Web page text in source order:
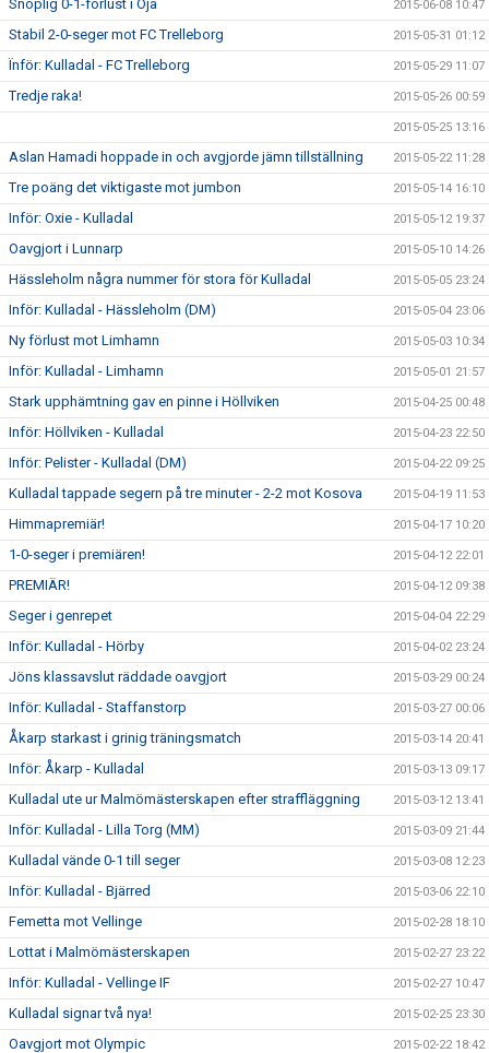
Snöplig 0-1-förlust i Öja 2015-06-08 10:47
Stabil 2-0-seger mot FC Trelleborg 2015-05-31 01:12
Ïnför: Kulladal - FC Trelleborg 2015-05-29 11:07
Tredje raka! 2015-05-26 00:59
2015-05-25 13:16
Aslan Hamadi hoppade in och avgjorde jämn tillställning 2015-05-22 11:28
Tre poäng det viktigaste mot jumbon 2015-05-14 16:10
Inför: Oxie - Kulladal 2015-05-12 19:37
Oavgjort i Lunnarp 2015-05-10 14:26
Hässleholm några nummer för stora för Kulladal 2015-05-05 23:24
Inför: Kulladal - Hässleholm (DM) 2015-05-04 23:06
Ny förlust mot Limhamn 2015-05-03 10:34
Inför: Kulladal - Limhamn 2015-05-01 21:57
Stark upphämtning gav en pinne i Höllviken 2015-04-25 00:48
Inför: Höllviken - Kulladal 2015-04-23 22:50
Inför: Pelister - Kulladal (DM) 2015-04-22 09:25
Kulladal tappade segern på tre minuter - 2-2 mot Kosova 2015-04-19 11:53
Himmapremiär! 2015-04-17 10:20
1-0-seger i premiären! 2015-04-12 22:01
PREMIÄR! 2015-04-12 09:38
Seger i genrepet 2015-04-04 22:29
Inför: Kulladal - Hörby 2015-04-02 23:24
Jöns klassavslut räddade oavgjort 2015-03-29 00:24
Inför: Kulladal - Staffanstorp 2015-03-27 00:06
Åkarp starkast i grinig träningsmatch 2015-03-14 20:41
Inför: Åkarp - Kulladal 2015-03-13 09:17
Kulladal ute ur Malmömästerskapen efter straffläggning 2015-03-12 13:41
Inför: Kulladal - Lilla Torg (MM) 2015-03-09 21:44
Kulladal vände 0-1 till seger 2015-03-08 12:23
Inför: Kulladal - Bjärred 2015-03-06 22:10
Femetta mot Vellinge 2015-02-28 18:10
Lottat i Malmömästerskapen 2015-02-27 23:22
Inför: Kulladal - Vellinge IF 2015-02-27 10:47
Kulladal signar två nya! 2015-02-25 23:30
Oavgjort mot Olympic 2015-02-22 18:42